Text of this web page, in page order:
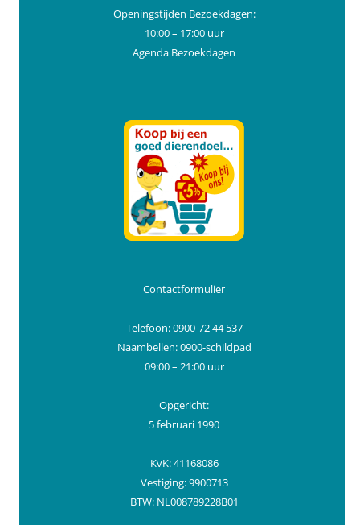
Openingstijden Bezoekdagen:
10:00 – 17:00 uur
Agenda Bezoekdagen
Contactformulier
Telefoon: 0900-72 44 537
Naambellen: 0900-schildpad
09:00 – 21:00 uur
Opgericht:
5 februari 1990
KvK: 41168086
Vestiging: 9900713
BTW: NL008789228B01